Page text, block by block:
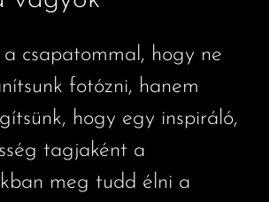
a csapatommal, hogy ne
fotózni, hanem
hogy egy inspiráló,
tagjaként a
meg tudd élni a